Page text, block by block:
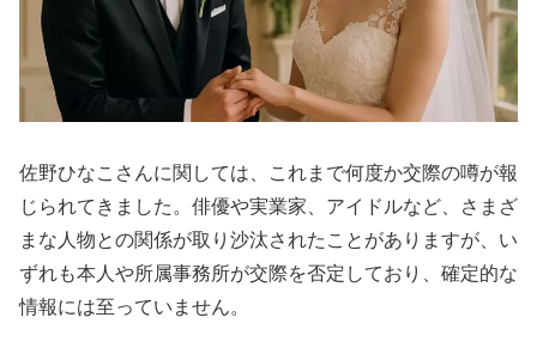
佐野ひなこさんに関しては、これまで何度か交際の噂が報
じられてきました。俳優や実業家、アイドルなど、さまざ
まな人物との関係が取り沙汰されたことがありますが、い
ずれも本人や所属事務所が交際を否定しており、確定的な
情報には至っていません。